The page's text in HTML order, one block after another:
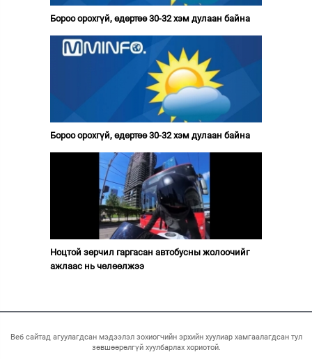
Бороо орохгүй, өдөртөө 30-32 хэм дулаан байна
Бороо орохгүй, өдөртөө 30-32 хэм дулаан байна
Ноцтой зөрчил гаргасан автобусны жолоочийг
ажлаас нь чөлөөлжээ
Веб сайтад агуулагдсан мэдээлэл зохиогчийн эрхийн хуулиар хамгаалагдсан тул
зөвшөөрөлгүй хуулбарлах хориотой.